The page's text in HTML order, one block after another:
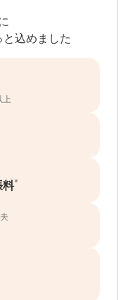
込めました
上
料*